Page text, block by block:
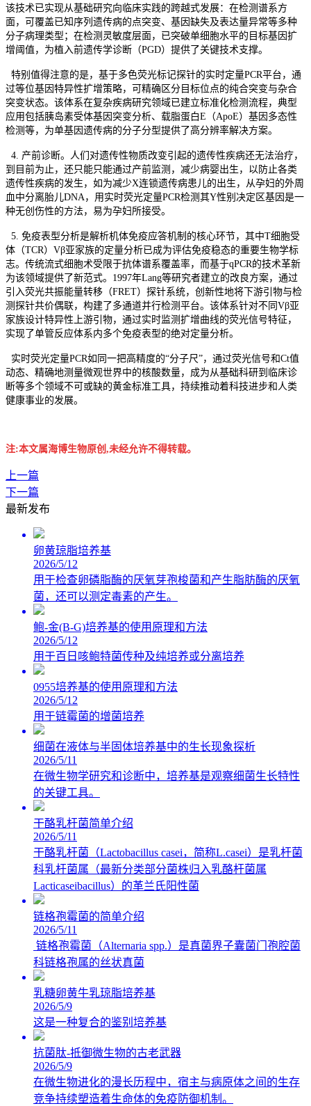
该技术已实现从基础研究向临床实践的跨越式发展：在检测谱系方
面，可覆盖已知序列遗传病的点突变、基因缺失及表达量异常等多种
分子病理类型；在检测灵敏度层面，已突破单细胞水平的目标基因扩
增阈值，为植入前遗传学诊断（PGD）提供了关键技术支撑。
特别值得注意的是，基于多色荧光标记探针的实时定量PCR平台，通
过等位基因特异性扩增策略，可精确区分目标位点的纯合突变与杂合
突变状态。该体系在复杂疾病研究领域已建立标准化检测流程，典型
应用包括胰岛素受体基因突变分析、载脂蛋白E（ApoE）基因多态性
检测等，为单基因遗传病的分子分型提供了高分辨率解决方案。
4. 产前诊断。人们对遗传性物质改变引起的遗传性疾病还无法治疗，
到目前为止，还只能只能通过产前监测，减少病婴出生，以防止各类
遗传性疾病的发生，如为减少X连锁遗传病患儿的出生，从孕妇的外周
血中分离胎儿DNA，用实时荧光定量PCR检测其Y性别决定区基因是一
种无创伤性的方法，易为孕妇所接受。
5. 免疫表型分析是解析机体免疫应答机制的核心环节，其中T细胞受
体（TCR）Vβ亚家族的定量分析已成为评估免疫稳态的重要生物学标
志。传统流式细胞术受限于抗体谱系覆盖率，而基于qPCR的技术革新
为该领域提供了新范式。1997年Lang等研究者建立的改良方案，通过
引入荧光共振能量转移（FRET）探针系统，创新性地将下游引物与检
测探针共价偶联，构建了多通道并行检测平台。该体系针对不同Vβ亚
家族设计特异性上游引物，通过实时监测扩增曲线的荧光信号特征，
实现了单管反应体系内多个免疫表型的绝对定量分析。
实时荧光定量PCR如同一把高精度的“分子尺”，通过荧光信号和Ct值
动态、精确地测量微观世界中的核酸数量，成为从基础科研到临床诊
断等多个领域不可或缺的黄金标准工具，持续推动着科技进步和人类
健康事业的发展。
注:本文属海博生物原创,未经允许不得转载。
上一篇
下一篇
最新发布
卵黄琼脂培养基
2026/5/12
用于检查卵磷脂酶的厌氧芽孢梭菌和产生脂肪酶的厌氧
菌，还可以测定毒素的产生。
鲍-金(B-G)培养基的使用原理和方法
2026/5/12
用于百日咳鲍特菌传种及纯培养或分离培养
0955培养基的使用原理和方法
2026/5/12
用于链霉菌的增菌培养
细菌在液体与半固体培养基中的生长现象探析
2026/5/11
在微生物学研究和诊断中，培养基是观察细菌生长特性
的关键工具。
干酪乳杆菌简单介绍
2026/5/11
干酪乳杆菌（Lactobacillus casei，简称L.casei）是乳杆菌
科乳杆菌属（最新分类部分菌株归入乳酪杆菌属
Lacticaseibacillus）的革兰氏阳性菌
链格孢霉菌的简单介绍
2026/5/11
链格孢霉菌（Alternaria spp.）是真菌界子囊菌门孢腔菌
科链格孢属的丝状真菌
乳糖卵黄牛乳琼脂培养基
2026/5/9
这是一种复合的鉴别培养基
抗菌肽-抵御微生物的古老武器
2026/5/9
在微生物进化的漫长历程中，宿主与病原体之间的生存
竞争持续塑造着生命体的免疫防御机制。